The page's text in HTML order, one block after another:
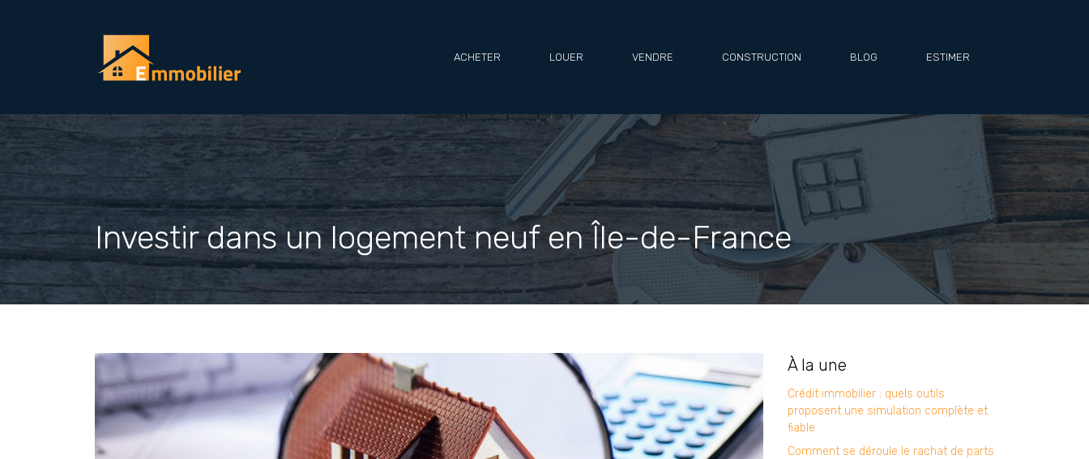
ACHETER LOUER VENDRE CONSTRUCTION BLOG ESTIMER
Investir dans un logement neuf en Île-de-France
À la une
Crédit immobilier : quels outils
proposent une simulation complète et
fiable
Comment se déroule le rachat de parts